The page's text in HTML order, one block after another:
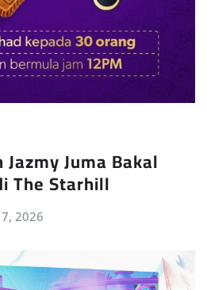
Juma Bakal
The Starhill
2026